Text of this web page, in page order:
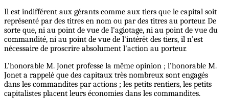
Il est indifférent aux gérants comme aux tiers que le capital soit
représenté par des titres en nom ou par des titres au porteur. De
sorte que, ni au point de vue de l'agiotage, ni au point de vue du
commandité, ni au point de vue de l'intérêt des tiers, il n’est
nécessaire de proscrire absolument l'action au porteur.
L'honorable M. Jonet professe la même opinion ; l'honorable M.
Jonet a rappelé que des capitaux très nombreux sont engagés
dans les commandites par actions ; les petits rentiers, les petits
capitalistes placent leurs économies dans les commandites.